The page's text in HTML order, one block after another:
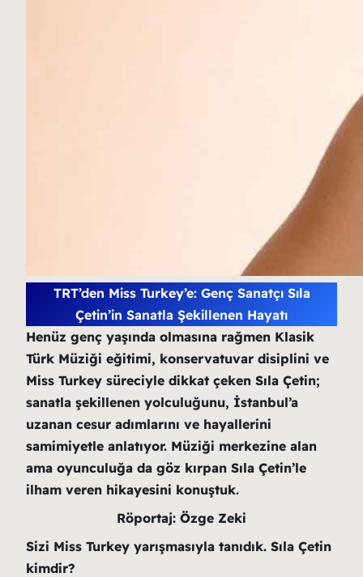
TRT’den Miss Turkey’e: Genç Sanatçı Sıla
Çetin’in Sanatla Şekillenen Hayatı
Henüz genç yaşında olmasına rağmen Klasik
Türk Müziği eğitimi, konservatuvar disiplini ve
Miss Turkey süreciyle dikkat çeken Sıla Çetin;
sanatla şekillenen yolculuğunu, İstanbul’a
uzanan cesur adımlarını ve hayallerini
samimiyetle anlatıyor. Müziği merkezine alan
ama oyunculuğa da göz kırpan Sıla Çetin’le
ilham veren hikayesini konuştuk.
Röportaj: Özge Zeki
Sizi Miss Turkey yarışmasıyla tanıdık. Sıla Çetin
kimdir?